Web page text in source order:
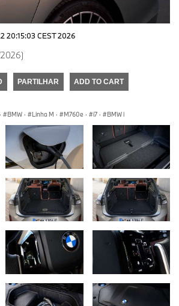
20:15:03 CEST 2026
PARTILHAR ADD TO CART
· BMW · Linha M · M760e · i7 · BMW i